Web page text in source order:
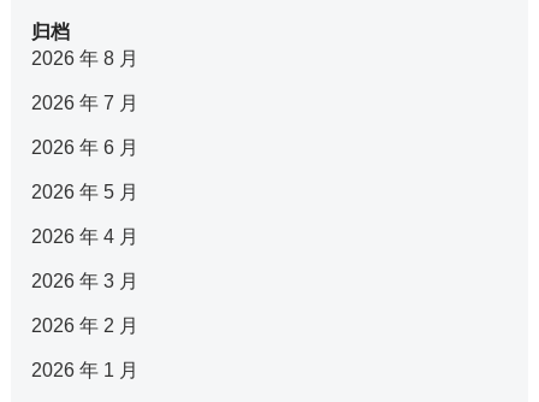
归档
2026 年 8 月
2026 年 7 月
2026 年 6 月
2026 年 5 月
2026 年 4 月
2026 年 3 月
2026 年 2 月
2026 年 1 月